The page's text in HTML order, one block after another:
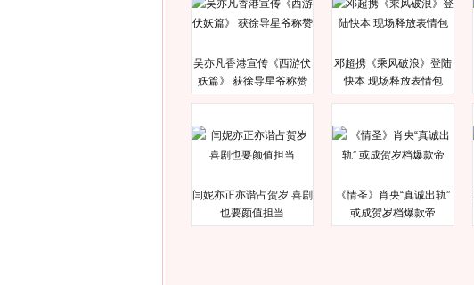
吴亦凡香港宣传《西游伏
妖篇》 获徐导星爷称赞
邓超携《乘风破浪》登陆
快本 现场释放表情包
闫妮亦正亦谐占贺岁 喜剧
也要颜值担当
《情圣》肖央“真诚出轨”
或成贺岁档爆款帝